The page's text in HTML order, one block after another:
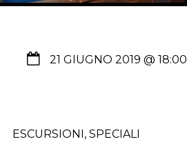
21 GIUGNO 2019 @ 18:00
ESCURSIONI , SPECIALI